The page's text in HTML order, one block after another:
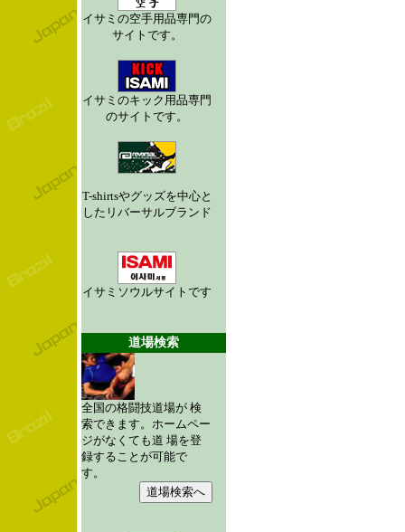
イサミの空手用品専門の
サイトです。
イサミのキック用品専門
のサイトです。
T-shirtsやグッズを中心と
したリバーサルブランド
イサミソウルサイトです
道場検索
全国の格闘技道場が 検
索できます。ホームペー
ジがなくても道 場を登
録することが可能で
す。